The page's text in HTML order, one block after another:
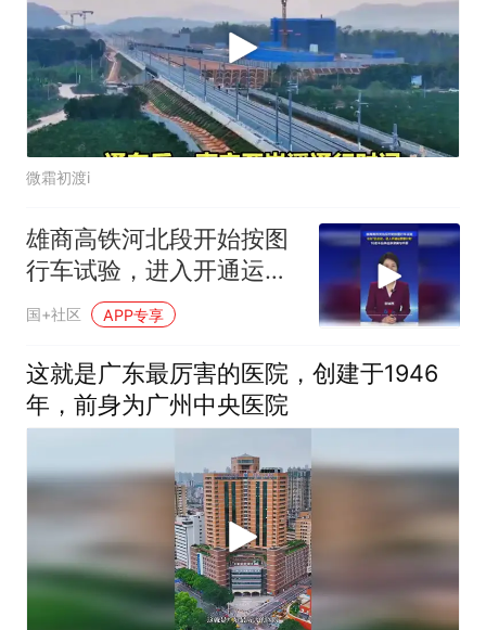
微霜初渡i
雄商高铁河北段开始按图
行车试验，进入开通运营
倒计时，16座车站串起京
津冀与中原
国+社区 APP专享
这就是广东最厉害的医院，创建于1946
年，前身为广州中央医院